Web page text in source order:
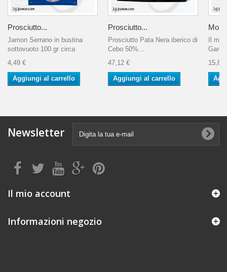
Prosciutto...
Jamon Serrano in bustina
sottovuoto 100 gr circa
4,49 €
Aggiungi al carrello
Prosciutto...
Prosciutto Pata Nera iberico di
Cebo 50%...
47,12 €
Aggiungi al carrello
Il
15,86
Newsletter
Il mio account
Informazioni negozio